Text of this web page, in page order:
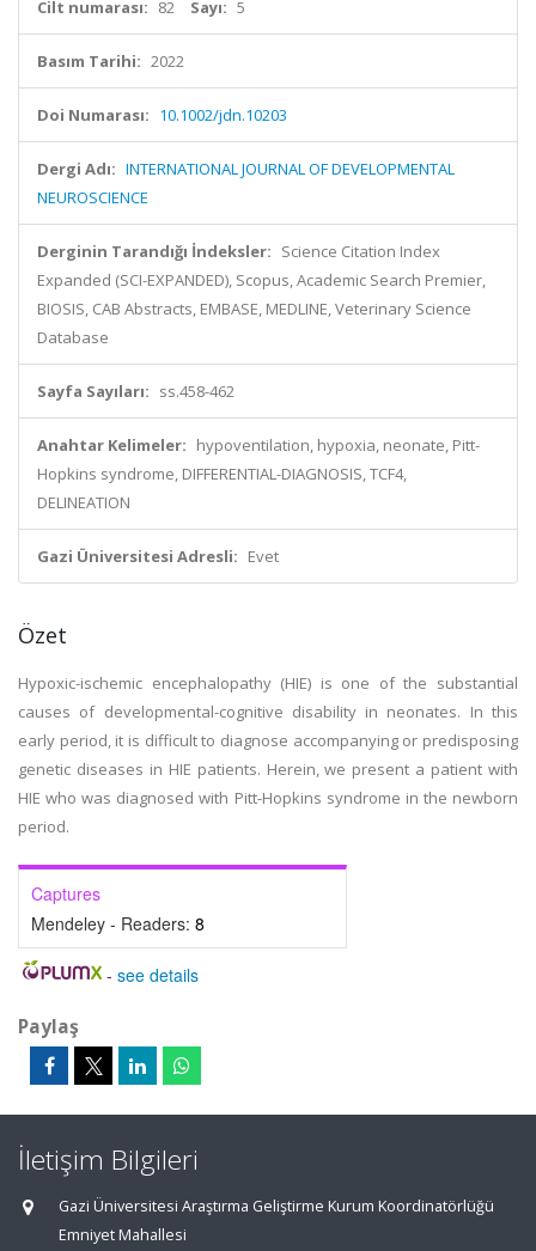
Cilt numarası: 82 Sayı: 5
Basım Tarihi: 2022
Doi Numarası: 10.1002/jdn.10203
Dergi Adı: INTERNATIONAL JOURNAL OF DEVELOPMENTAL
NEUROSCIENCE
Derginin Tarandığı İndeksler: Science Citation Index
Expanded (SCI-EXPANDED), Scopus, Academic Search Premier,
BIOSIS, CAB Abstracts, EMBASE, MEDLINE, Veterinary Science
Database
Sayfa Sayıları: ss.458-462
Anahtar Kelimeler: hypoventilation, hypoxia, neonate, Pitt-
Hopkins syndrome, DIFFERENTIAL-DIAGNOSIS, TCF4,
DELINEATION
Gazi Üniversitesi Adresli: Evet
Özet
Hypoxic-ischemic encephalopathy (HIE) is one of the substantial
causes of developmental-cognitive disability in neonates. In this
early period, it is difficult to diagnose accompanying or predisposing
genetic diseases in HIE patients. Herein, we present a patient with
HIE who was diagnosed with Pitt-Hopkins syndrome in the newborn
period.
Captures
Mendeley - Readers: 8
- see details
Paylaş
İletişim Bilgileri
Gazi Üniversitesi Araştırma Geliştirme Kurum Koordinatörlüğü
Emniyet Mahallesi